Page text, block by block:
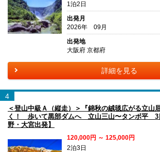
1泊2日
出発月
2026年 09月
出発地
大阪府 京都府
詳細を見る
4
＜登山中級Ａ（縦走）＞『錦秋の絨毯広がる立山
く！ 歩いて黒部ダムへ 立山三山〜タンボ平 3
野・大宮出発】
120,000円 ～ 125,000円
2泊3日